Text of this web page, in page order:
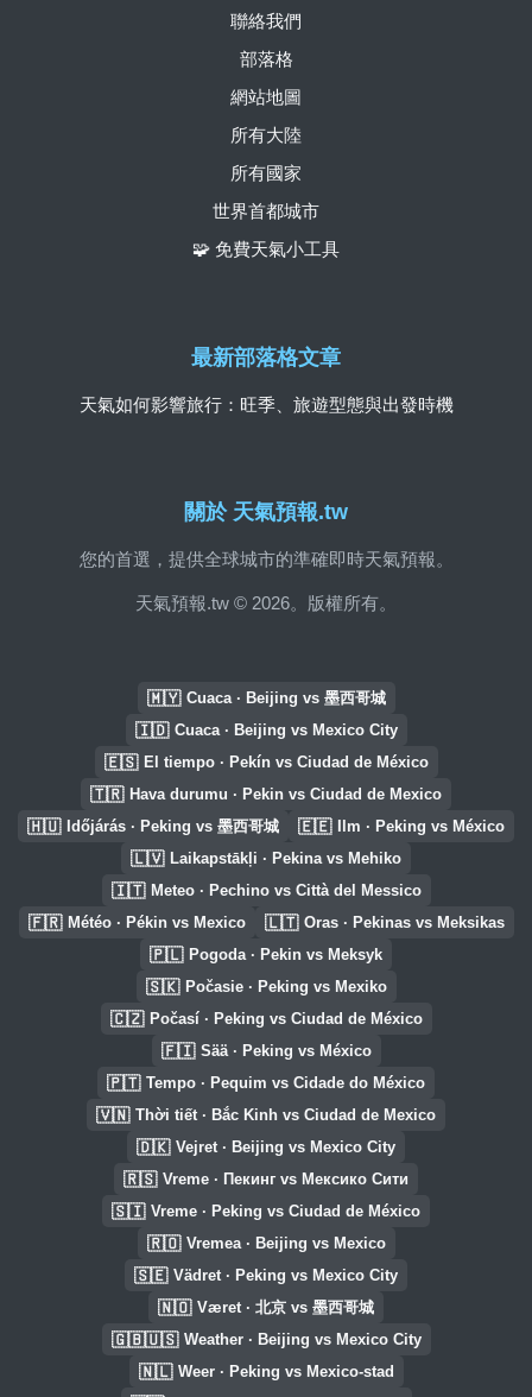
關於 天氣預報.tw
您的首選，提供全球城市的準確即時天氣預報。
天氣預報.tw © 2026。版權所有。
聯絡我們
部落格
網站地圖
所有大陸
所有國家
世界首都城市
🧩 免費天氣小工具
最新部落格文章
天氣如何影響旅行：旺季、旅遊型態與出發時機
🇲🇾 Cuaca · Beijing vs 墨西哥城
🇮🇩 Cuaca · Beijing vs Mexico City
🇪🇸 El tiempo · Pekín vs Ciudad de México
🇹🇷 Hava durumu · Pekin vs Ciudad de Mexico
🇭🇺 Időjárás · Peking vs 墨西哥城 🇪🇪 Ilm · Peking vs México
🇱🇻 Laikapstākļi · Pekina vs Mehiko
🇮🇹 Meteo · Pechino vs Città del Messico
🇫🇷 Météo · Pékin vs Mexico 🇱🇹 Oras · Pekinas vs Meksikas
🇵🇱 Pogoda · Pekin vs Meksyk
🇸🇰 Počasie · Peking vs Mexiko
🇨🇿 Počasí · Peking vs Ciudad de México
🇫🇮 Sää · Peking vs México
🇵🇹 Tempo · Pequim vs Cidade do México
🇻🇳 Thời tiết · Bắc Kinh vs Ciudad de Mexico
🇩🇰 Vejret · Beijing vs Mexico City
🇷🇸 Vreme · Пекинг vs Мексико Сити
🇸🇮 Vreme · Peking vs Ciudad de México
🇷🇴 Vremea · Beijing vs Mexico
🇸🇪 Vädret · Peking vs Mexico City
🇳🇴 Været · 北京 vs 墨西哥城
🇬🇧🇺🇸 Weather · Beijing vs Mexico City
🇳🇱 Weer · Peking vs Mexico-stad